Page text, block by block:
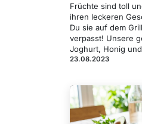
Früchte sind toll
ihren leckeren
Du sie auf dem
verpasst! Unsere
Joghurt, Honig
23.08.2023